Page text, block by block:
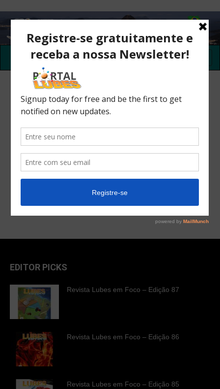
Register here
up to May 31st, 2022 ---> US$ 550.00
from June 1st, 2022 until July 7th, 2022 ---> US$ 650,00
After completing the registration form you will
be sent to the event payment page.
Registration Closed
EDITOR PICKS
Revista Lubes em Foco – Edição 87
Revista Lubes em Foco – Edição 86
Revista Lubes em Foco – Edição 85